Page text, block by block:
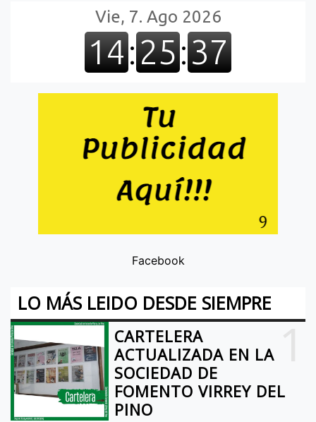
Facebook
LO MÁS LEIDO DESDE SIEMPRE
CARTELERA
ACTUALIZADA EN LA
SOCIEDAD DE
FOMENTO VIRREY DEL
PINO